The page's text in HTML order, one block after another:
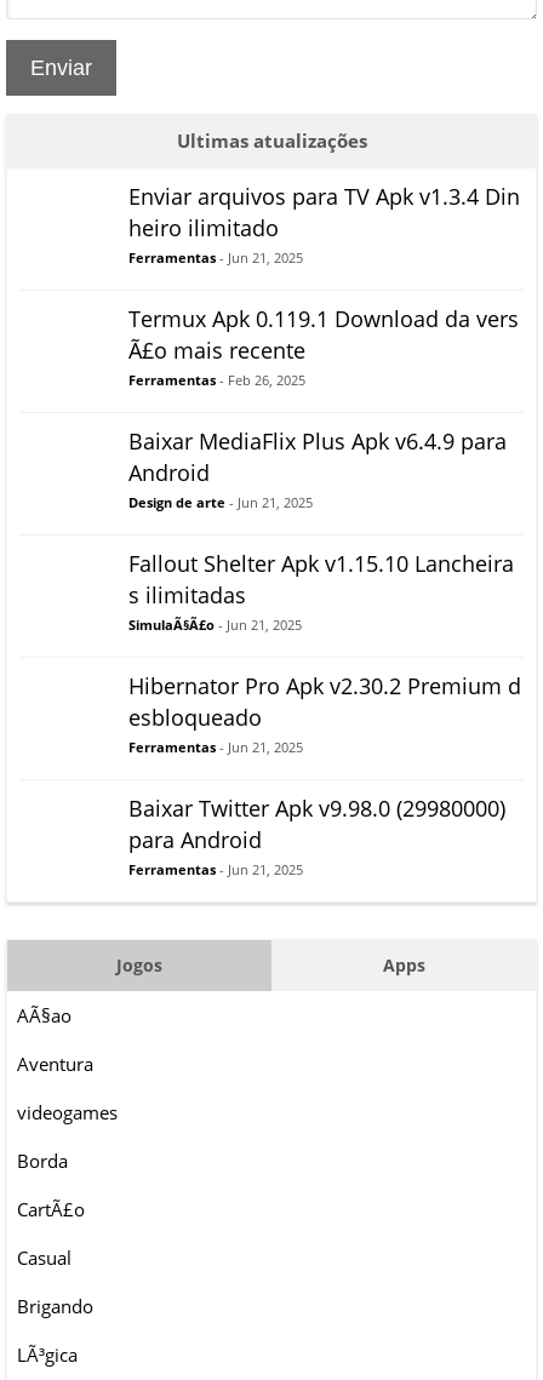
Enviar
Ultimas atualizações
Enviar arquivos para TV Apk v1.3.4 Din
heiro ilimitado
Ferramentas - Jun 21, 2025
Termux Apk 0.119.1 Download da vers
Ã£o mais recente
Ferramentas - Feb 26, 2025
Baixar MediaFlix Plus Apk v6.4.9 para
Android
Design de arte - Jun 21, 2025
Fallout Shelter Apk v1.15.10 Lancheira
s ilimitadas
SimulaÃ§Ã£o - Jun 21, 2025
Hibernator Pro Apk v2.30.2 Premium d
esbloqueado
Ferramentas - Jun 21, 2025
Baixar Twitter Apk v9.98.0 (29980000)
para Android
Ferramentas - Jun 21, 2025
Jogos Apps
AÃ§ao
Aventura
videogames
Borda
CartÃ£o
Casual
Brigando
LÃ³gica